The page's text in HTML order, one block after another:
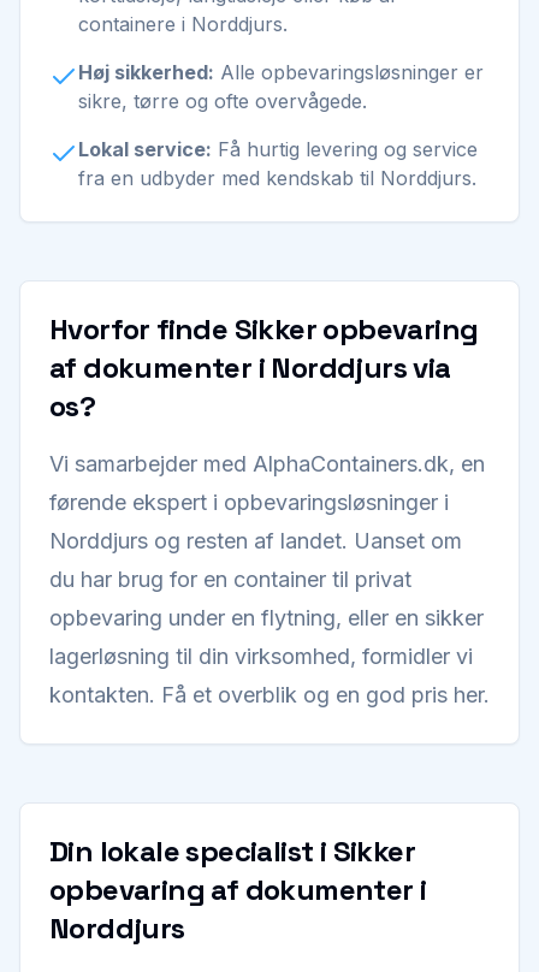
containere i Norddjurs.
Høj sikkerhed: Alle opbevaringsløsninger er
sikre, tørre og ofte overvågede.
Lokal service: Få hurtig levering og service
fra en udbyder med kendskab til Norddjurs.
Hvorfor finde Sikker opbevaring
af dokumenter i Norddjurs via
os?
Vi samarbejder med AlphaContainers.dk, en
førende ekspert i opbevaringsløsninger i
Norddjurs og resten af landet. Uanset om
du har brug for en container til privat
opbevaring under en flytning, eller en sikker
lagerløsning til din virksomhed, formidler vi
kontakten. Få et overblik og en god pris her.
Din lokale specialist i Sikker
opbevaring af dokumenter i
Norddjurs